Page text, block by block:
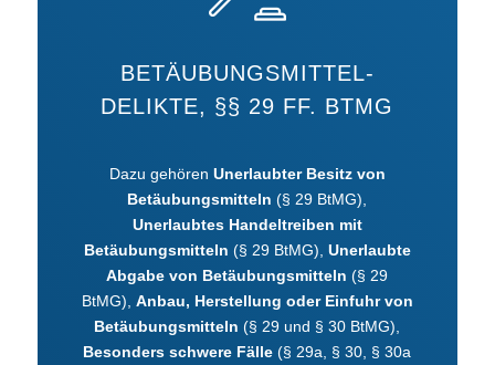
BETÄUBUNGSMITTEL-
DELIKTE, §§ 29 FF. BTMG
Dazu gehören Unerlaubter Besitz von
Betäubungsmitteln (§ 29 BtMG),
Unerlaubtes Handeltreiben mit
Betäubungsmitteln (§ 29 BtMG), Unerlaubte
Abgabe von Betäubungsmitteln (§ 29
BtMG), Anbau, Herstellung oder Einfuhr von
Betäubungsmitteln (§ 29 und § 30 BtMG),
Besonders schwere Fälle (§ 29a, § 30, § 30a